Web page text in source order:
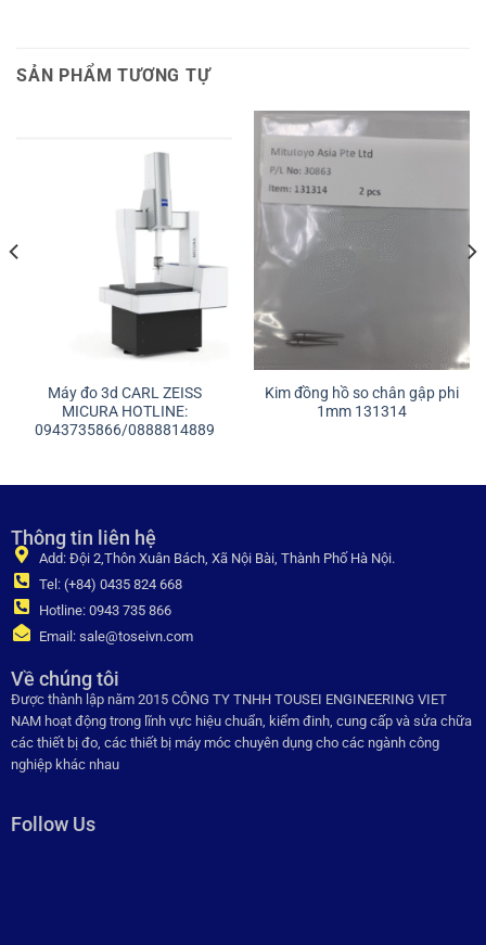
SẢN PHẨM TƯƠNG TỰ
Máy đo 3d CARL ZEISS
MICURA HOTLINE:
0943735866/0888814889
Kim đồng hồ so chân gập phi
1mm 131314
Thông tin liên hệ
Add: Đội 2,Thôn Xuân Bách, Xã Nội Bài, Thành Phố Hà Nội.
Tel: (+84) 0435 824 668
Hotline: 0943 735 866
Email: sale@toseivn.com
Về chúng tôi
Được thành lập năm 2015 CÔNG TY TNHH TOUSEI ENGINEERING VIET
NAM hoạt động trong lĩnh vực hiệu chuẩn, kiểm đinh, cung cấp và sửa chữa
các thiết bị đo, các thiết bị máy móc chuyên dụng cho các ngành công
nghiệp khác nhau
Follow Us